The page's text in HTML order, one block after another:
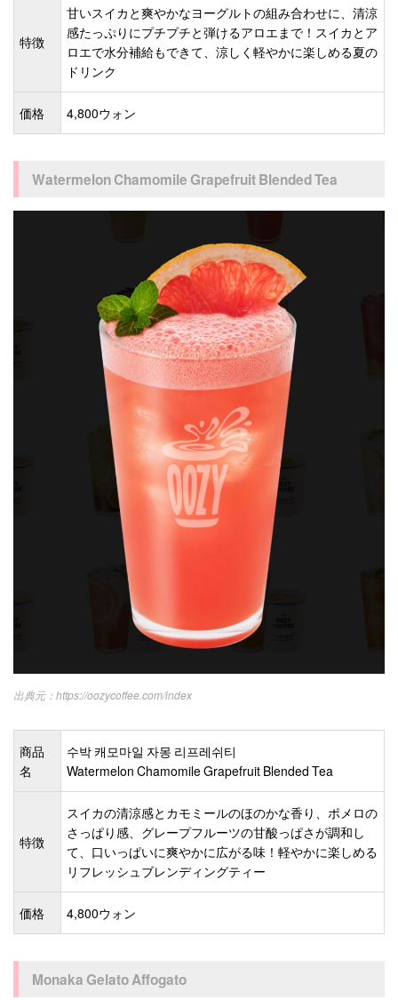
特徴
甘いスイカと爽やかなヨーグルトの組み合わせに、清涼
感たっぷりにプチプチと弾けるアロエまで！スイカとア
ロエで水分補給もできて、涼しく軽やかに楽しめる夏の
ドリンク
価格 4,800ウォン
Watermelon Chamomile Grapefruit Blended Tea
https://oozycoffee.com/index
商品
名
수박 캐모마일 자몽 리프레쉬티
Watermelon Chamomile Grapefruit Blended Tea
特徴
スイカの清涼感とカモミールのほのかな香り、ポメロの
さっぱり感、グレープフルーツの甘酸っぱさが調和し
て、口いっぱいに爽やかに広がる味！軽やかに楽しめる
リフレッシュブレンディングティー
価格 4,800ウォン
Monaka Gelato Affogato